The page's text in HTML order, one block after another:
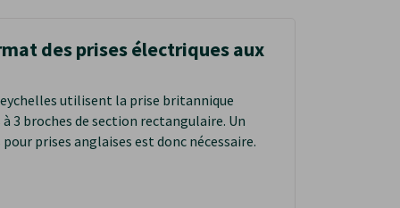
des prises électriques aux
utilisent la prise britannique
3 broches de section rectangulaire. Un
prises anglaises est donc nécessaire.